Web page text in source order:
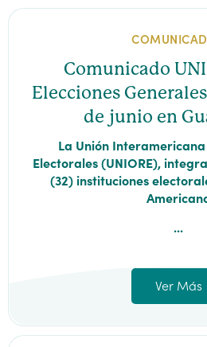
Comunicado
Elecciones
de junio en
La Unión
Electorales (UNIORE),
(32) instituciones
...
Ver Más